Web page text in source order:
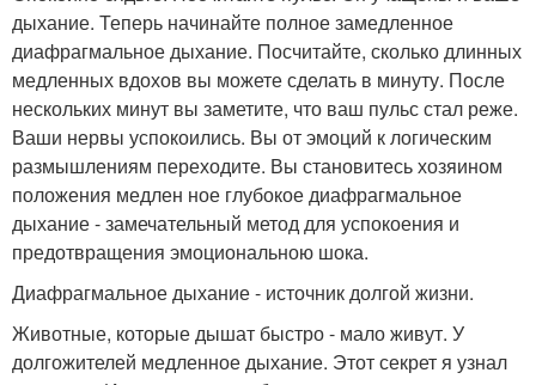
дыхание. Теперь начинайте полное замедленное
диафрагмальное дыхание. Посчитайте, сколько длинных
медленных вдохов вы можете сделать в минуту. После
нескольких минут вы заметите, что ваш пульс стал реже.
Ваши нервы успокоились. Вы от эмоций к логическим
размышлениям переходите. Вы становитесь хозяином
положения медлен ное глубокое диафрагмальное
дыхание - замечательный метод для успокоения и
предотвращения эмоциональною шока.
Диафрагмальное дыхание - источник долгой жизни.
Животные, которые дышат быстро - мало живут. У
долгожителей медленное дыхание. Этот секрет я узнал